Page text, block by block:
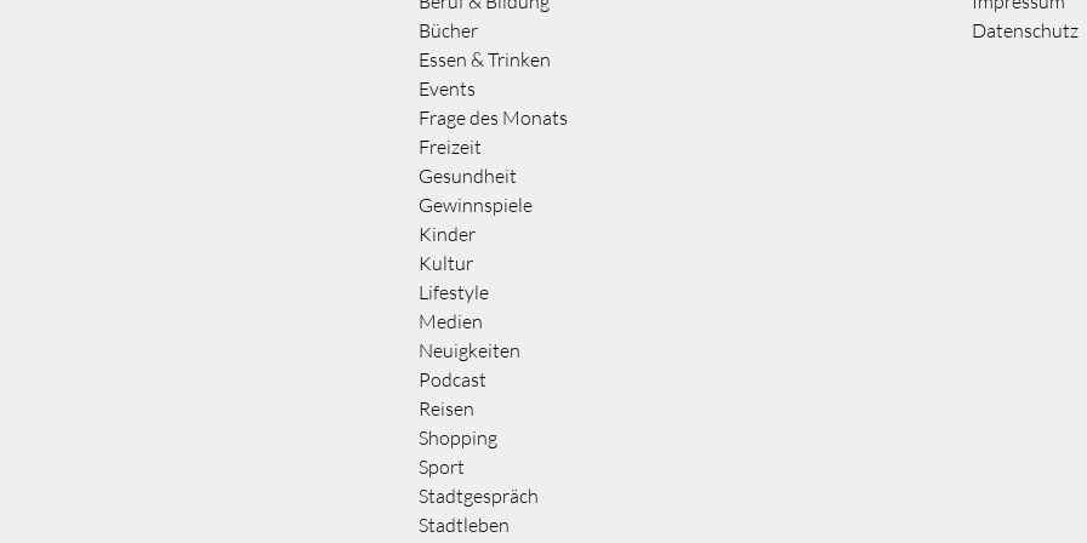
Bücher
Essen & Trinken
Events
Frage des Monats
Freizeit
Gesundheit
Gewinnspiele
Kinder
Kultur
Lifestyle
Medien
Neuigkeiten
Podcast
Reisen
Shopping
Sport
Stadtgespräch
Stadtleben
Datenschutz